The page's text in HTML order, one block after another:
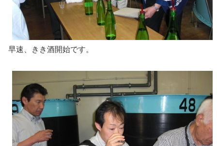
早速、きき酒開始です。